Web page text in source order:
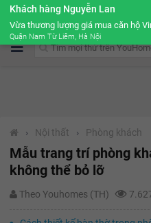
Cộng đồng Môi giới bPRO
› Nội thất › Phòng khách
Mẫu trang trí phòng
không thể bỏ lỡ
Theo Youhomes (TH)
Khách hàng Nguyễn Lan
Vừa thương lượng giá mua căn hộ
Quận Nam Từ Liêm, Hà Nội